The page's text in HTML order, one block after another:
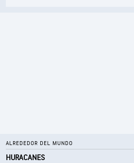
ALREDEDOR DEL MUNDO
HURACANES